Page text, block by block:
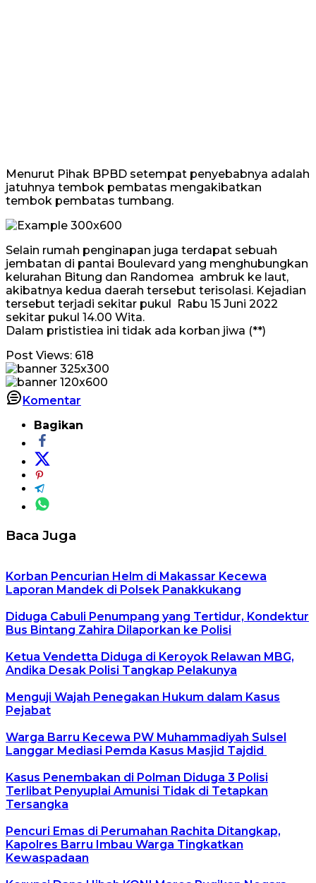
Menurut Pihak BPBD setempat penyebabnya adalah
jatuhnya tembok pembatas mengakibatkan
tembok pembatas tumbang.
Selain rumah penginapan juga terdapat sebuah
jembatan di pantai Boulevard yang menghubungkan
kelurahan Bitung dan Randomea ambruk ke laut,
akibatnya kedua daerah tersebut terisolasi. Kejadian
tersebut terjadi sekitar pukul Rabu 15 Juni 2022
sekitar pukul 14.00 Wita.
Dalam prististiea ini tidak ada korban jiwa (**)
Post Views: 618
Komentar
Bagikan
Baca Juga
Korban Pencurian Helm di Makassar Kecewa
Laporan Mandek di Polsek Panakkukang
Diduga Cabuli Penumpang yang Tertidur, Kondektur
Bus Bintang Zahira Dilaporkan ke Polisi
Ketua Vendetta Diduga di Keroyok Relawan MBG,
Andika Desak Polisi Tangkap Pelakunya
Menguji Wajah Penegakan Hukum dalam Kasus
Pejabat
Warga Barru Kecewa PW Muhammadiyah Sulsel
Langgar Mediasi Pemda Kasus Masjid Tajdid
Kasus Penembakan di Polman Diduga 3 Polisi
Terlibat Penyuplai Amunisi Tidak di Tetapkan
Tersangka
Pencuri Emas di Perumahan Rachita Ditangkap,
Kapolres Barru Imbau Warga Tingkatkan
Kewaspadaan